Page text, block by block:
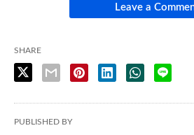
Leave a
SHARE
PUBLISHED BY